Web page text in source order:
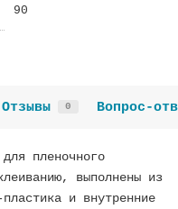
90
Отзывы 0 Вопрос-
пленочного
выполнены из
и внутренние